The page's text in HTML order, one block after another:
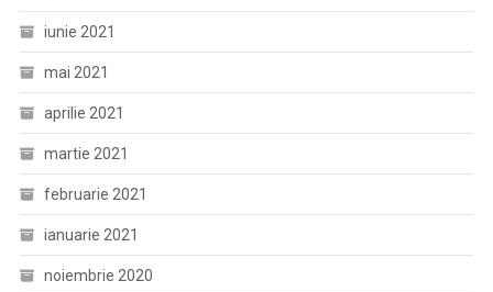
iunie 2021
mai 2021
aprilie 2021
martie 2021
februarie 2021
ianuarie 2021
noiembrie 2020